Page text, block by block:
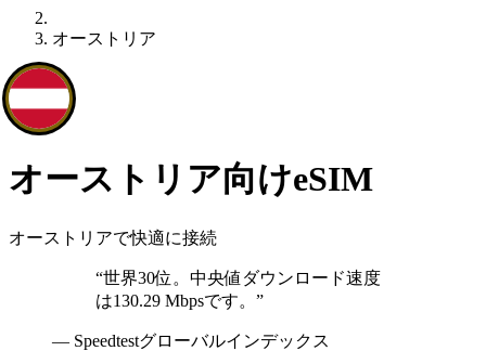
オーストリア
オーストリア向けeSIM
オーストリアで快適に接続
“世界30位。中央値ダウンロード速度
は130.29 Mbpsです。 ”
— Speedtestグローバルインデックス